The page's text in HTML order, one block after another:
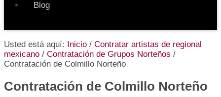
Blog
Usted está aquí: Inicio / Contratar artistas de regional
mexicano / Contratación de Grupos Norteños /
Contratación de Colmillo Norteño
Contratación de Colmillo Norteño